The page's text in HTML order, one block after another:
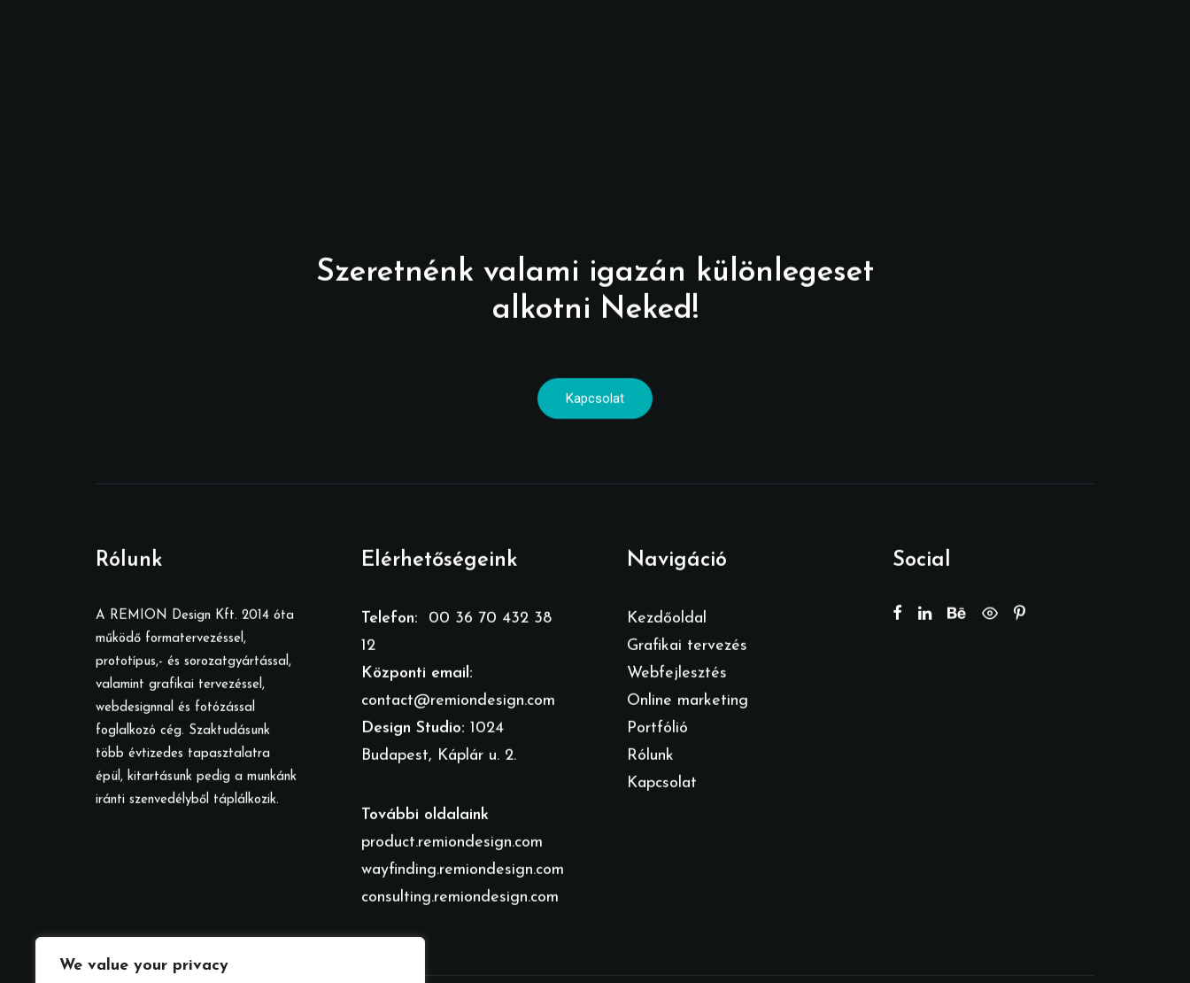
We value your privacy
Szeretnénk valami igazán különlegeset
alkotni Neked!
Kapcsolat
Rólunk
A REMION Design Kft. 2014 óta
működő formatervezéssel,
prototípus,- és sorozatgyártással,
valamint grafikai tervezéssel,
webdesignnal és fotózással
foglalkozó cég. Szaktudásunk
több évtizedes tapasztalatra
épül, kitartásunk pedig a munkánk
iránti szenvedélyből táplálkozik.
Elérhetőségeink
Telefon:
00 36 70 432 38
12
Központi email:
contact@remiondesign.com
Design Studio: 1024
Budapest, Káplár u. 2.
További oldalaink
product.remiondesign.com
wayfinding.remiondesign.com
consulting.remiondesign.com
Navigáció
Kezdőoldal
Grafikai tervezés
Webfejlesztés
Online marketing
Portfólió
Rólunk
Kapcsolat
Social